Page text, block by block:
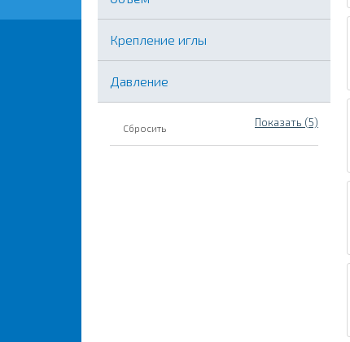
Крепление иглы
Давление
Сбросить Показать (5)